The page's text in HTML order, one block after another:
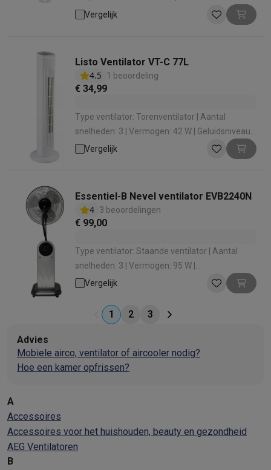
Vergelijk
Listo Ventilator VT-C 77L
4.5
1 beoordeling
€ 34,99
Type ventilator: Torenventilator | Aantal
snelheden: 3 | Vermogen: 42 W | Geluidsniveau:
58 dBVergelijk
Essentiel-B Nevel ventilator EVB2240N
4 3 beoordelingen
€ 99,00
Type ventilator: Staande ventilator | Aantal
snelheden: 3 | Vermogen: 95 W |
Afstandsbediening: Ja | Timer: Ja
Vergelijk
1 2 3
Advies
Mobiele airco, ventilator of aircooler nodig?
Hoe een kamer opfrissen?
A
Accessoires
Accessoires voor het huishouden, beauty en gezondheid
AEG Ventilatoren
B